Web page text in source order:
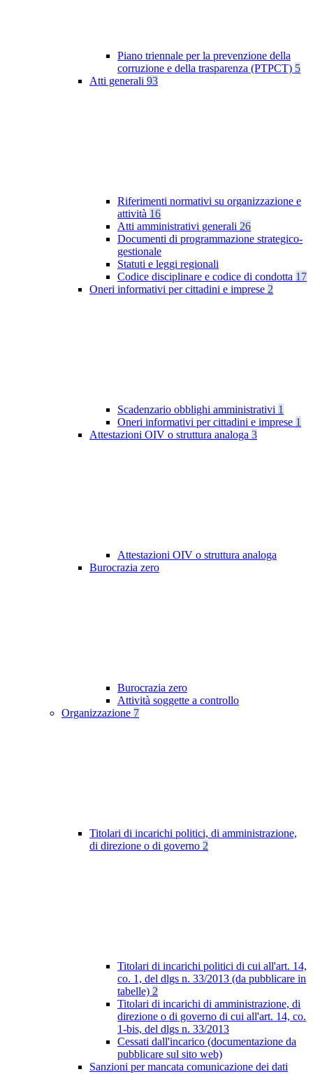
Piano triennale per la prevenzione della
corruzione e della trasparenza (PTPCT) 5
Atti generali 93
Riferimenti normativi su organizzazione e
attività 16
Atti amministrativi generali 26
Documenti di programmazione strategico-
gestionale
Statuti e leggi regionali
Codice disciplinare e codice di condotta 17
Oneri informativi per cittadini e imprese 2
Scadenzario obblighi amministrativi 1
Oneri informativi per cittadini e imprese 1
Attestazioni OIV o struttura analoga 3
Attestazioni OIV o struttura analoga
Burocrazia zero
Burocrazia zero
Attività soggette a controllo
Organizzazione 7
Titolari di incarichi politici, di amministrazione,
di direzione o di governo 2
Titolari di incarichi politici di cui all'art. 14,
co. 1, del dlgs n. 33/2013 (da pubblicare in
tabelle) 2
Titolari di incarichi di amministrazione, di
direzione o di governo di cui all'art. 14, co.
1-bis, del dlgs n. 33/2013
Cessati dall'incarico (documentazione da
pubblicare sul sito web)
Sanzioni per mancata comunicazione dei dati